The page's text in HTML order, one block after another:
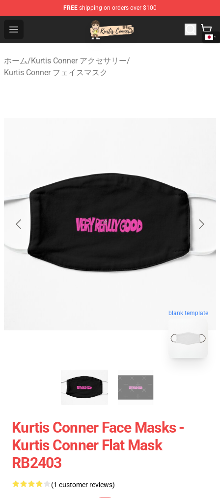
FREE shipping on orders over $100
Open menu
Kurtis Conner Store - Official Kurtis Conner Merchandise
ホーム/Kurtis Conner アクセサリー/
Kurtis Conner フェイスマスク
blank template
Kurtis Conner Face Masks -
Kurtis Conner Flat Mask
RB2403
(1 customer reviews)